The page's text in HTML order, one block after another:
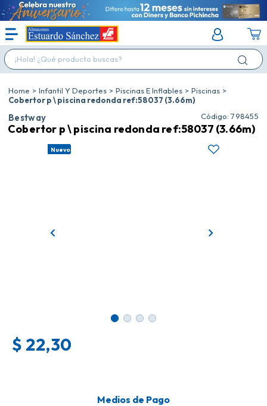
¡Hola! ¿Qué producto buscas?
Infantil Y Deportes Piscinas E Inflables
Piscinas
Cobertor p \ piscina redonda ref:58037 (3.66m)
Bestway : 798455
Cobertor p \ piscina redonda ref:58037 (3.66m)
Nuevo
$ 22,30
Medios de Pago